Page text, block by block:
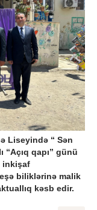
Liseyində “ Sən
“Açıq qapı” günü
inkişaf
biliklərinə malik
kəsb edir.